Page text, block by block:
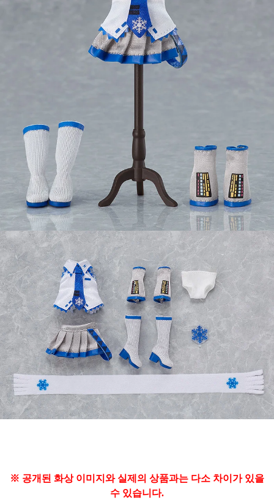
※ 공개된 화상 이미지와 실제의 상품과는 다소 차이가 있을
수 있습니다.